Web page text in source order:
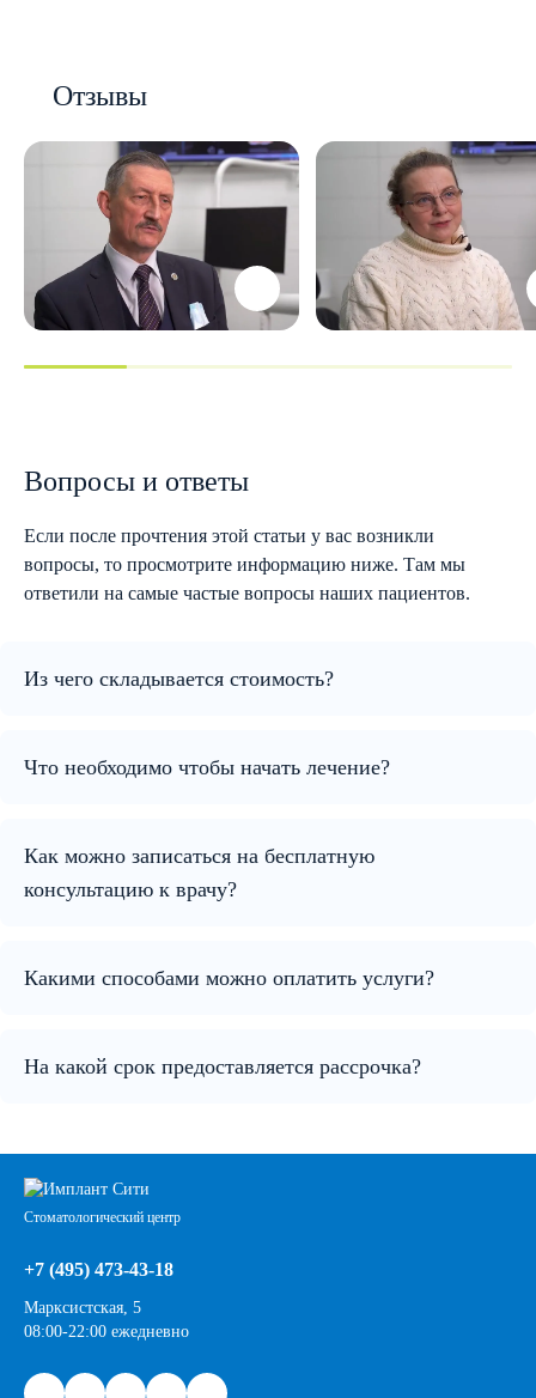
Отзывы
Вопросы и ответы
Если после прочтения этой статьи у вас возникли
вопросы, то просмотрите информацию ниже. Там мы
ответили на самые частые вопросы наших пациентов.
Из чего складывается стоимость?
Что необходимо чтобы начать лечение?
Как можно записаться на бесплатную
консультацию к врачу?
Какими способами можно оплатить услуги?
На какой срок предоставляется рассрочка?
Стоматологический центр
+7 (495) 473-43-18
Марксистская, 5
08:00-22:00 ежедневно